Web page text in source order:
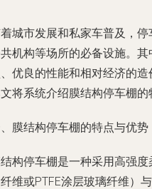
城市发展和私家车普及，
机构等场所的必备设施。
优良的性能和相对经济的
将系统介绍膜结构停车棚的
膜结构停车棚的特点与优势
构停车棚是一种采用高强
维或PTFE涂层玻璃纤维）